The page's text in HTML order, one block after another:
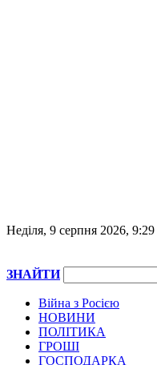
Неділя, 9 серпня 2026, 9:29
ЗНАЙТИ
Війна з Росією
НОВИНИ
ПОЛІТИКА
ГРОШІ
ГОСПОДАРКА